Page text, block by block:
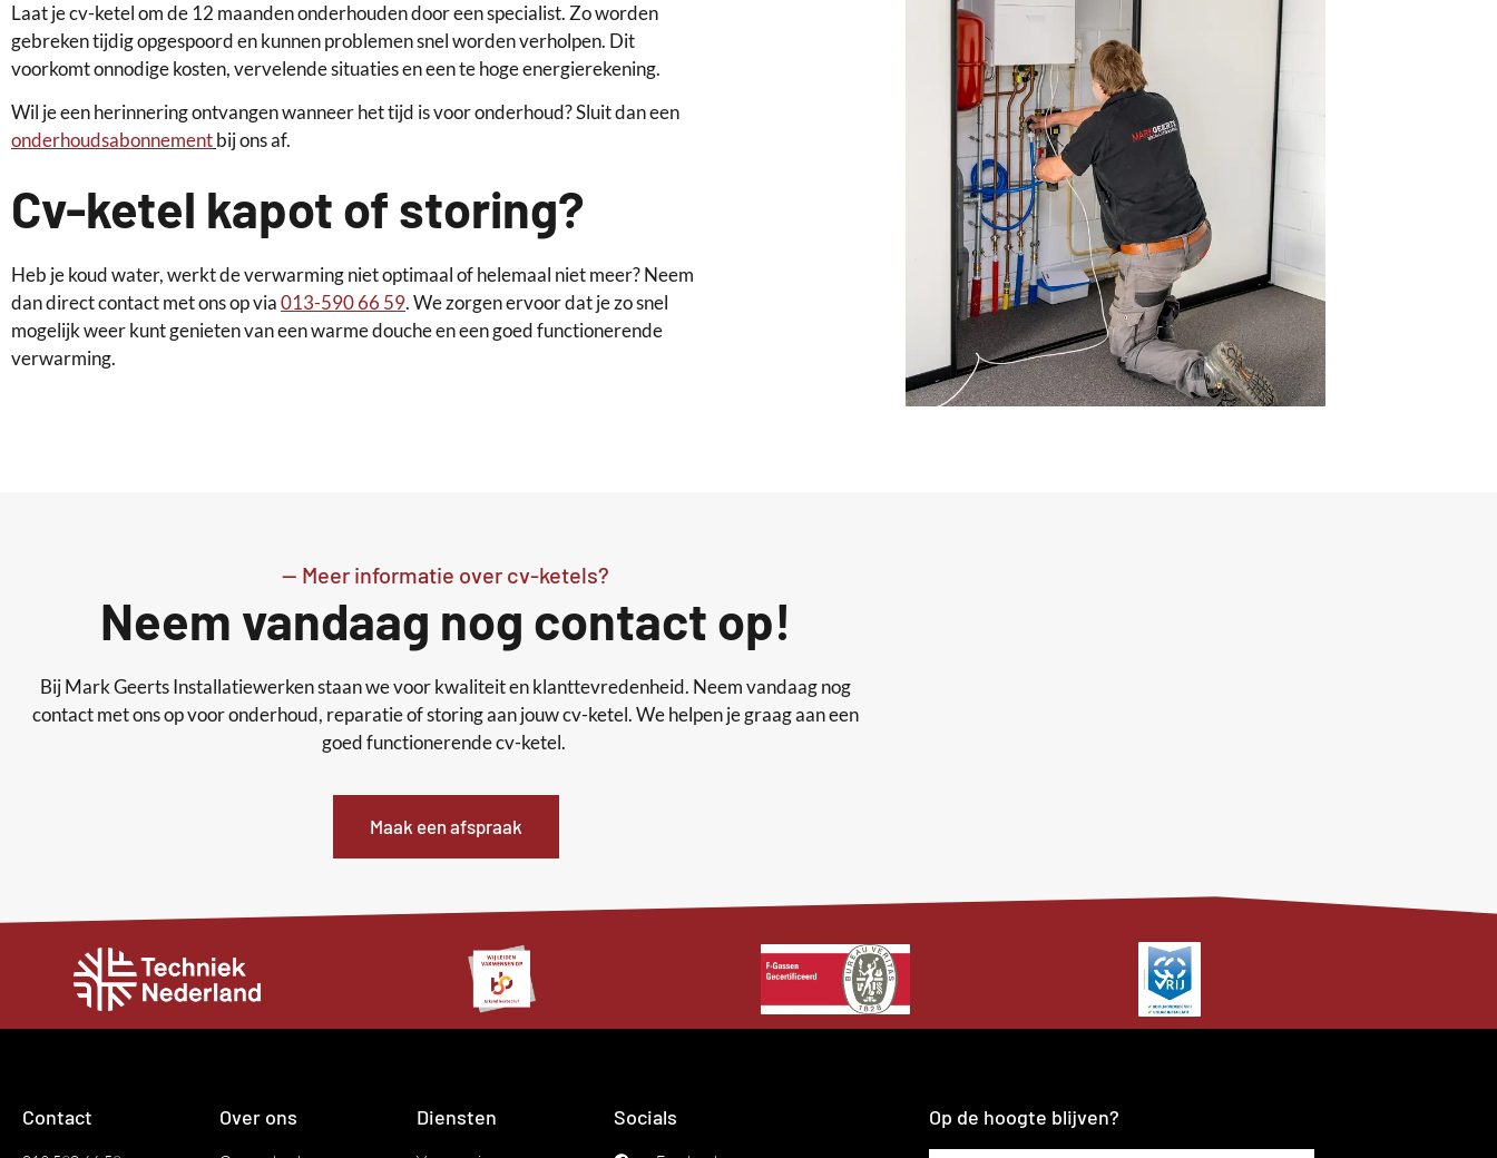
Laat je cv-ketel om de 12 maanden onderhouden door een specialist. Zo worden
gebreken tijdig opgespoord en kunnen problemen snel worden verholpen. Dit
voorkomt onnodige kosten, vervelende situaties en een te hoge energierekening.
Wil je een herinnering ontvangen wanneer het tijd is voor onderhoud? Sluit dan een
onderhoudsabonnementbij ons af.
Cv-ketel kapot of storing?
Heb je koud water, werkt de verwarming niet optimaal of helemaal niet meer? Neem
dan direct contact met ons op via013-590 66 59. We zorgen ervoor dat je zo snel
mogelijk weer kunt genieten van een warme douche en een goed functionerende
verwarming.
-- Meer informatie over cv-ketels?
Neem vandaag nog contact op!
Bij Mark Geerts Installatiewerken staan we voor kwaliteit en klanttevredenheid. Neem vandaag nog
contact met ons op voor onderhoud, reparatie of storing aan jouw cv-ketel. We helpen je graag aan een
goed functionerende cv-ketel.
Maak een afspraak
Contact Over ons Diensten Socials Op de hoogte blijven?